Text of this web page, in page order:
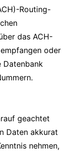
Routing-
das ACH-
oder
Datenbank
geachtet
Daten akkurat
nehmen,